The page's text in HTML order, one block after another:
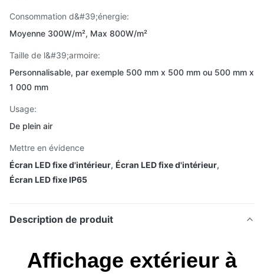
Consommation d&#39;énergie:
Moyenne 300W/m², Max 800W/m²
Taille de l&#39;armoire:
Personnalisable, par exemple 500 mm x 500 mm ou 500 mm x
1 000 mm
Usage:
De plein air
Mettre en évidence
Écran LED fixe d'intérieur, Écran LED fixe d'intérieur,
Écran LED fixe IP65
Description de produit
Affichage extérieur à